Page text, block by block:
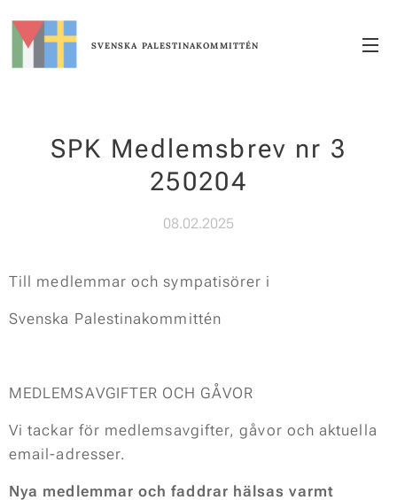
SVENSKA PALESTINAKOMMITTÉN
SPK Medlemsbrev nr 3
250204
08.02.2025
Till medlemmar och sympatisörer i
Svenska Palestinakommittén
MEDLEMSAVGIFTER OCH GÅVOR
Vi tackar för medlemsavgifter, gåvor och aktuella
email-adresser.
Nya medlemmar och faddrar hälsas varmt